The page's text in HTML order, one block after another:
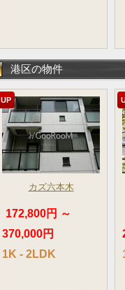
港区の物件
UP
カズ六本木
172,800円 ～
370,000円
1K - 2LDK